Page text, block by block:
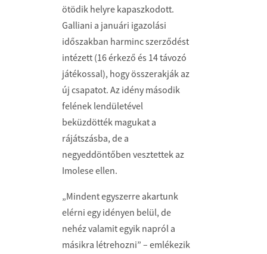
ötödik helyre kapaszkodott.
Galliani a januári igazolási
időszakban harminc szerződést
intézett (16 érkező és 14 távozó
játékossal), hogy összerakják az
új csapatot. Az idény második
felének lendületével
beküzdötték magukat a
rájátszásba, de a
negyeddöntőben vesztettek az
Imolese ellen.
„Mindent egyszerre akartunk
elérni egy idényen belül, de
nehéz valamit egyik napról a
másikra létrehozni” – emlékezik